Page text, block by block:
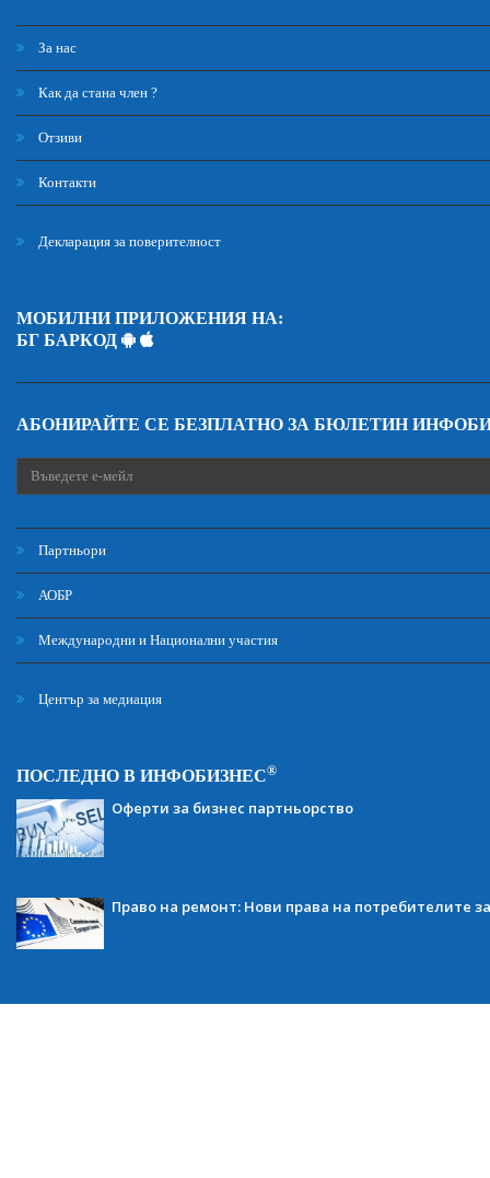
За нас
Как да стана член ?
Отзиви
Контакти
Декларация за поверителност
МОБИЛНИ ПРИЛОЖЕНИЯ НА:
БГ БАРКОД
АБОНИРАЙТЕ СЕ БЕЗПЛАТНО ЗА БЮЛЕТИН
Партньори
АОБР
Международни и Национални участия
Център за медиация
ПОСЛЕДНО В ИНФОБИЗНЕС®
Оферти за бизнес партньорство
Право на ремонт: Нови права на потребителите